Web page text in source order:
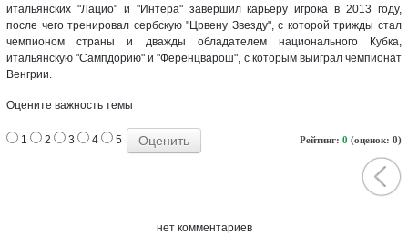
итальянских "Лацио" и "Интера" завершил карьеру игрока в 2013 году,
после чего тренировал сербскую "Црвену Звезду", с которой трижды стал
чемпионом страны и дважды обладателем национального Кубка,
итальянскую "Сампдорию" и "Ференцварош", с которым выиграл чемпионат
Венгрии.
Оцените важность темы
Рейтинг: 0 (оценок: 0)
1 2 3 4 5
нет комментариев